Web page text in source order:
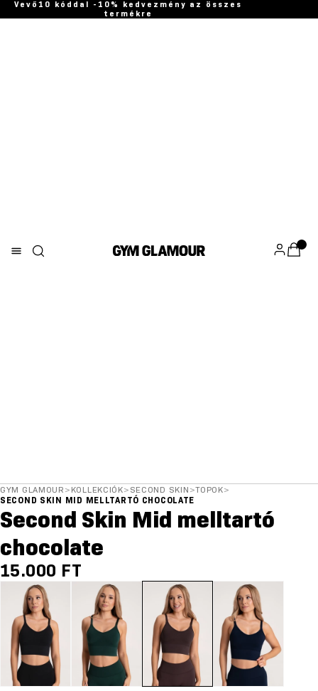
Vevő10 kóddal -10% kedvezmény az összes
termékre
GYM GLAMOUR > KOLLEKCIÓK> SECOND SKIN >TOPOK>
SECOND SKIN MID MELLTARTÓ CHOCOLATE
Second Skin Mid melltartó
chocolate
15.000 FT